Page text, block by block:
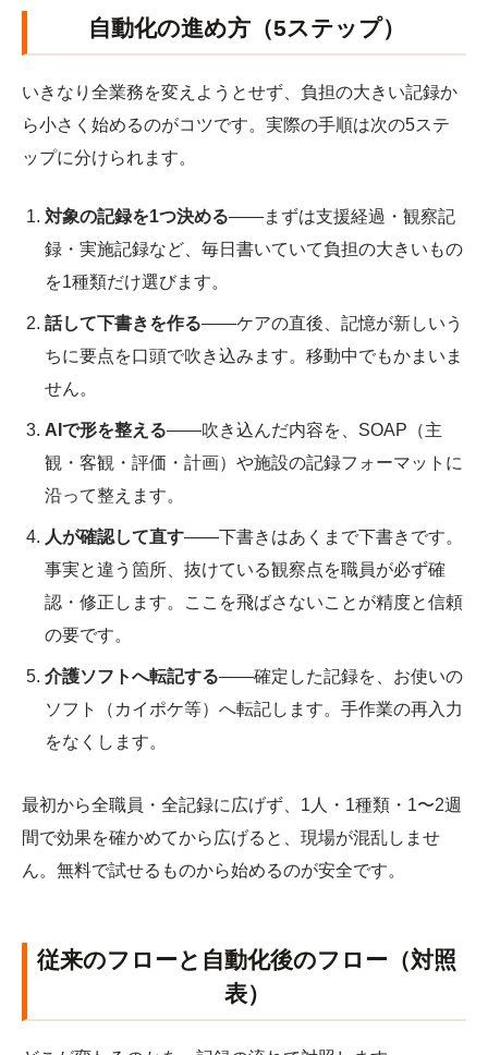
自動化の進め方（5ステップ）
いきなり全業務を変えようとせず、負担の大きい記録か
ら小さく始めるのがコツです。実際の手順は次の5ステ
ップに分けられます。
対象の記録を1つ決める――まずは支援経過・観察記
録・実施記録など、毎日書いていて負担の大きいもの
を1種類だけ選びます。
話して下書きを作る――ケアの直後、記憶が新しいう
ちに要点を口頭で吹き込みます。移動中でもかまいま
せん。
AIで形を整える――吹き込んだ内容を、SOAP（主
観・客観・評価・計画）や施設の記録フォーマットに
沿って整えます。
人が確認して直す――下書きはあくまで下書きです。
事実と違う箇所、抜けている観察点を職員が必ず確
認・修正します。ここを飛ばさないことが精度と信頼
の要です。
介護ソフトへ転記する――確定した記録を、お使いの
ソフト（カイポケ等）へ転記します。手作業の再入力
をなくします。
最初から全職員・全記録に広げず、1人・1種類・1〜2週
間で効果を確かめてから広げると、現場が混乱しませ
ん。無料で試せるものから始めるのが安全です。
従来のフローと自動化後のフロー（対照
表）